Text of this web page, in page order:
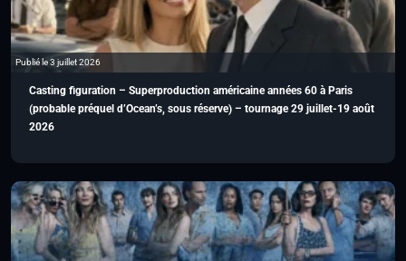
Publié le 3 juillet 2026
Casting figuration – Superproduction américaine années 60 à Paris
(probable préquel d’Ocean’s, sous réserve) – tournage 29 juillet-19 août
2026